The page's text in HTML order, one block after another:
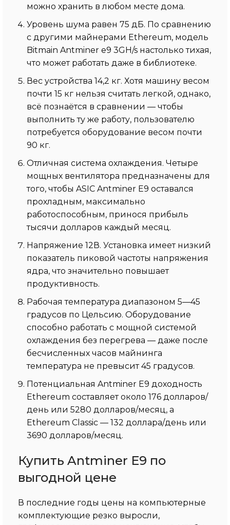
можно хранить в любом месте дома.
Уровень шума равен 75 дБ. По сравнению
с другими майнерами Ethereum, модель
Bitmain Antminer e9 3GH/s настолько тихая,
что может работать даже в библиотеке.
Вес устройства 14,2 кг. Хотя машину весом
почти 15 кг нельзя считать легкой, однако,
всё познаётся в сравнении — чтобы
выполнить ту же работу, пользователю
потребуется оборудование весом почти
90 кг.
Отличная система охлаждения. Четыре
мощных вентилятора предназначены для
того, чтобы ASIC Antminer E9 оставался
прохладным, максимально
работоспособным, принося прибыль
тысячи долларов каждый месяц.
Напряжение 12В. Установка имеет низкий
показатель пиковой частоты напряжения
ядра, что значительно повышает
продуктивность.
Рабочая температура диапазоном 5—45
градусов по Цельсию. Оборудование
способно работать с мощной системой
охлаждения без перегрева — даже после
бесчисленных часов майнинга
температура не превысит 45 градусов.
Потенциальная Antminer E9 доходность
Ethereum составляет около 176 долларов/
день или 5280 долларов/месяц, а
Ethereum Classic — 132 доллара/день или
3690 долларов/месяц.
Купить Antminer E9 по
выгодной цене
В последние годы цены на компьютерные
комплектующие резко выросли,